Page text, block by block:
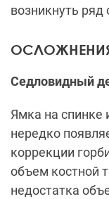
возникнуть
Седловидный
Ямка на спинке
нередко
коррекции
объем костной
недостатка